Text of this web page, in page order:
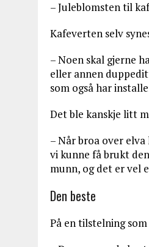
– Juleblomsten til
Kafeverten selv
– Noen skal gjerne
eller annen
som også har
Det ble kanskje litt
– Når broa over
vi kunne få brukt
munn, og det er vel
Den beste
På en tilstelning